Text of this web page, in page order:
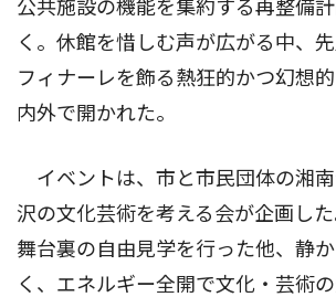
公共施設の機能を集約する再整備
く。休館を惜しむ声が広がる中、
フィナーレを飾る熱狂的かつ幻想
内外で開かれた。
イベントは、市と市民団体の湘
沢の文化芸術を考える会が企画し
舞台裏の自由見学を行った他、静
く、エネルギー全開で文化・芸術